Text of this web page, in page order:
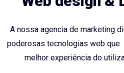
A nossa agencia de marketing
poderosas tecnologias web que
melhor experiência do